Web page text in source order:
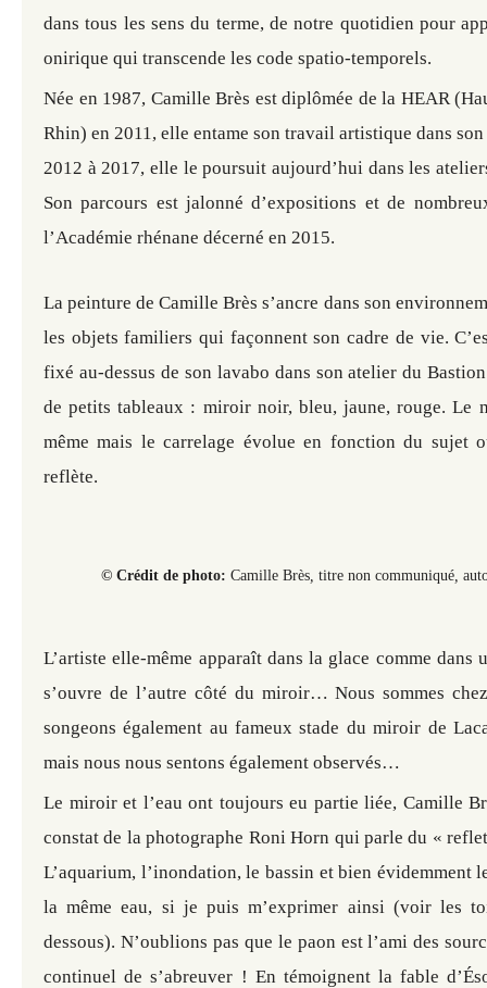
dans tous les sens du terme, de notre quotidien pour
onirique qui transcende les code spatio-temporels.
Née en 1987, Camille Brès est diplômée de la HEAR
Rhin) en 2011, elle entame son travail artistique dans
2012 à 2017, elle le poursuit aujourd’hui dans les
Son parcours est jalonné d’expositions et de
l’Académie rhénane décerné en 2015.
La peinture de Camille Brès s’ancre dans son
les objets familiers qui façonnent son cadre de vie.
fixé au-dessus de son lavabo dans son atelier du
de petits tableaux : miroir noir, bleu, jaune, rouge. Le
même mais le carrelage évolue en fonction du sujet
reflète.
© Crédit de photo: Camille Brès, titre non communiqué,
L’artiste elle-même apparaît dans la glace comme dans
s’ouvre de l’autre côté du miroir… Nous sommes
songeons également au fameux stade du miroir de
mais nous nous sentons également observés…
Le miroir et l’eau ont toujours eu partie liée, Camille
constat de la photographe Roni Horn qui parle du «
L’aquarium, l’inondation, le bassin et bien évidemment
la même eau, si je puis m’exprimer ainsi (voir les
dessous). N’oublions pas que le paon est l’ami des
continuel de s’abreuver ! En témoignent la fable